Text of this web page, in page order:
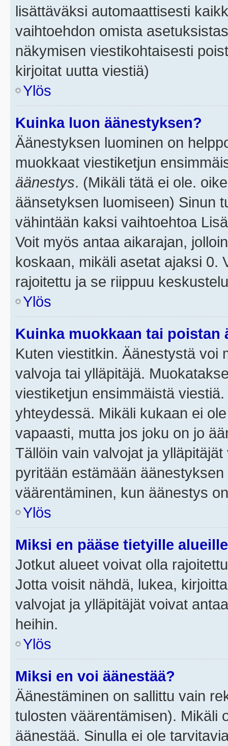
lisättäväksi automaattisesti
vaihtoehdon omista
näkymisen viestikohtaisesti
kirjoitat uutta viestiä)
Ylös
Kuinka luon äänestyksen?
Äänestyksen luominen on
muokkaat viestiketjun
äänestys. (Mikäli tätä ei ole.
äänsetyksen luomiseen) Sinun
vähintään kaksi vaihtoehtoa
Voit myös antaa aikarajan,
koskaan, mikäli asetat ajaksi 0.
rajoitettu ja se riippuu
Ylös
Kuinka muokkaan tai poistan
Kuten viestitkin. Äänestystä voi
valvoja tai ylläpitäjä.
viestiketjun ensimmäistä
yhteydessä. Mikäli kukaan ei
vapaasti, mutta jos joku on jo
Tällöin vain valvojat ja
pyritään estämään
väärentäminen, kun äänestys
Ylös
Miksi en pääse tietyille
Jotkut alueet voivat olla
Jotta voisit nähdä, lukea,
valvojat ja ylläpitäjät voivat
heihin.
Ylös
Miksi en voi äänestää?
Äänestäminen on sallittu vain
tulosten väärentämisen). Mikäli
äänestää. Sinulla ei ole